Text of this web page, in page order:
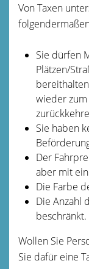
Von Taxen
Sie dürfen
Plätzen/
wieder
Sie haben
Der
aber mit
Die Farbe
Die Anzahl
beschränkt.
Wollen Sie
Sie dafür eine